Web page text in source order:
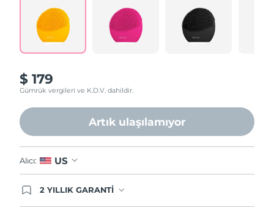
Reviews.
Same
page
$ 179
Gümrük vergileri ve K.D.V. dahildir.
Artık ulaşılamıyor
Alıcı: US
2 YILLIK GARANTİ